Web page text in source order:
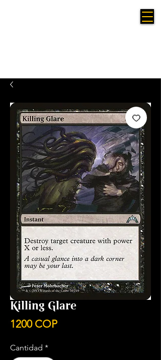
Killing Glare
1200 COPPrecio
Cantidad *